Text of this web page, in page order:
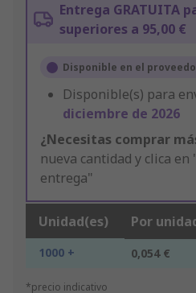
Entrega GRATUITA
superiores a 95,00 €
Disponible en el
Disponible(s) para
diciembre de 2026
¿Necesitas comprar
nueva cantidad y clica
entrega"
Unidad(es) Por
1000 + 0,054 €
*precio indicativo